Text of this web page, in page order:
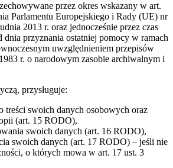
przez okres wskazany w art.
Parlamentu Europejskiego i Rady (UE) nr
2013 r. oraz jednocześnie przez czas
dnia przyznania ostatniej pomocy w ramach
uwzględnieniem przepisów
r. o narodowym zasobie archiwalnym i
przysługuje:
treści swoich danych osobowych oraz
(art. 15 RODO),
swoich danych (art. 16 RODO),
swoich danych (art. 17 RODO) – jeśli nie
o których mowa w art. 17 ust. 3